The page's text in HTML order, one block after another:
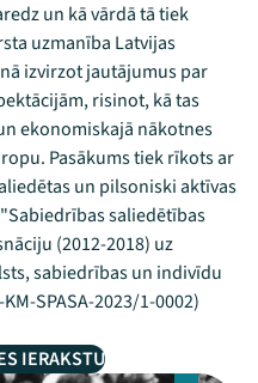
un kā vārdā tā tiek
uzmanība Latvijas
izvirzot jautājumus par
risinot, kā tas
ekonomiskajā nākotnes
Pasākums tiek rīkots ar
un pilsoniski aktīvas
saliedētības
(2012-2018) uz
sabiedrības un indivīdu
SPASA-2023/1-0002)
IERAKSTU